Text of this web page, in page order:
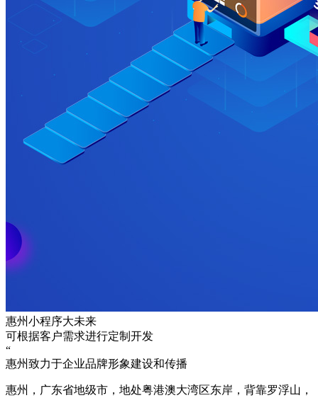
惠州小程序大未来
可根据客户需求进行定制开发
“
惠州致力于企业品牌形象建设和传播
惠州，广东省地级市，地处粤港澳大湾区东岸，背靠罗浮山，